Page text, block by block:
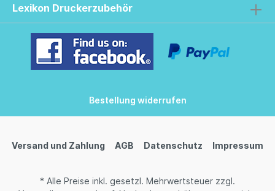
Lexikon Druckerzubehör
Bestellung widerrufen
Versand und Zahlung AGB Datenschutz Impressum
* Alle Preise inkl. gesetzl. Mehrwertsteuer zzgl.